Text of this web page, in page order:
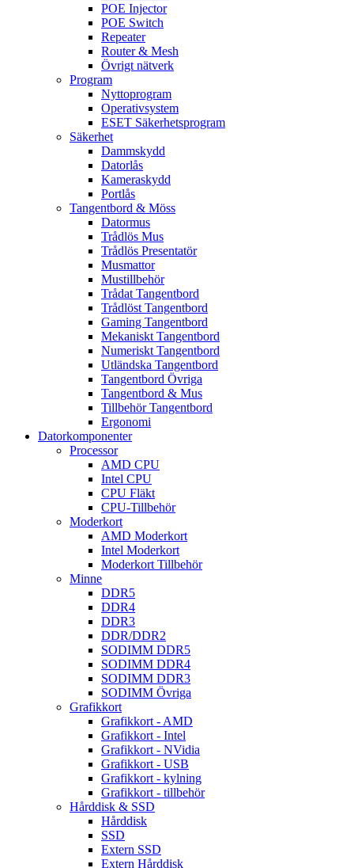
POE Injector
POE Switch
Repeater
Router & Mesh
Övrigt nätverk
Program
Nyttoprogram
Operativsystem
ESET Säkerhetsprogram
Säkerhet
Dammskydd
Datorlås
Kameraskydd
Portlås
Tangentbord & Möss
Datormus
Trådlös Mus
Trådlös Presentatör
Musmattor
Mustillbehör
Trådat Tangentbord
Trådlöst Tangentbord
Gaming Tangentbord
Mekaniskt Tangentbord
Numeriskt Tangentbord
Utländska Tangentbord
Tangentbord Övriga
Tangentbord & Mus
Tillbehör Tangentbord
Ergonomi
Datorkomponenter
Processor
AMD CPU
Intel CPU
CPU Fläkt
CPU-Tillbehör
Moderkort
AMD Moderkort
Intel Moderkort
Moderkort Tillbehör
Minne
DDR5
DDR4
DDR3
DDR/DDR2
SODIMM DDR5
SODIMM DDR4
SODIMM DDR3
SODIMM Övriga
Grafikkort
Grafikkort - AMD
Grafikkort - Intel
Grafikkort - NVidia
Grafikkort - USB
Grafikkort - kylning
Grafikkort - tillbehör
Hårddisk & SSD
Hårddisk
SSD
Extern SSD
Extern Hårddisk